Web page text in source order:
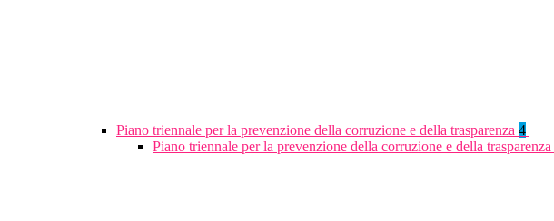
Piano triennale per la prevenzione della corruzione e della trasparenza 4
Piano triennale per la prevenzione della corruzione e della